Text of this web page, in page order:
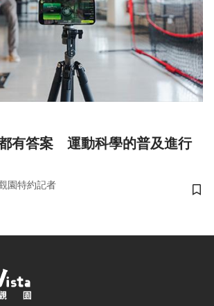
有答案 運動科學的普及進行
園特約記者
儲